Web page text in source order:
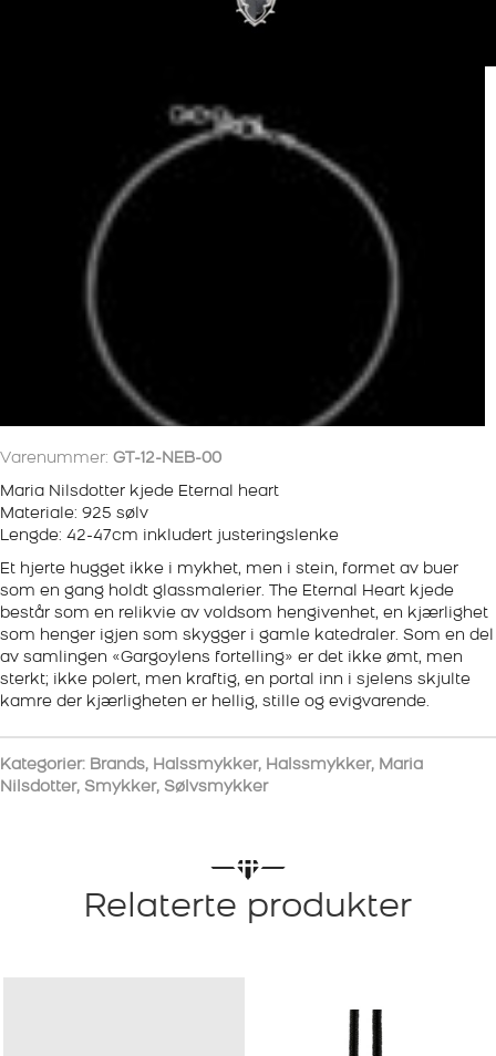
Varenummer: GT-12-NEB-00
Maria Nilsdotter kjede Eternal heart
Materiale: 925 sølv
Lengde: 42-47cm inkludert justeringslenke
Et hjerte hugget ikke i mykhet, men i stein, formet av buer
som en gang holdt glassmalerier. The Eternal Heart kjede
består som en relikvie av voldsom hengivenhet, en kjærlighet
som henger igjen som skygger i gamle katedraler. Som en del
av samlingen «Gargoylens fortelling» er det ikke ømt, men
sterkt; ikke polert, men kraftig, en portal inn i sjelens skjulte
kamre der kjærligheten er hellig, stille og evigvarende.
Kategorier: Brands, Halssmykker, Halssmykker, Maria
Nilsdotter, Smykker, Sølvsmykker
Relaterte produkter